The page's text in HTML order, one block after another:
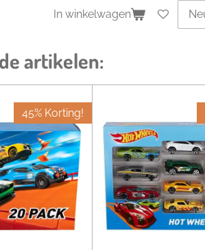
In winkelwagen
artikelen:
45% Korting!